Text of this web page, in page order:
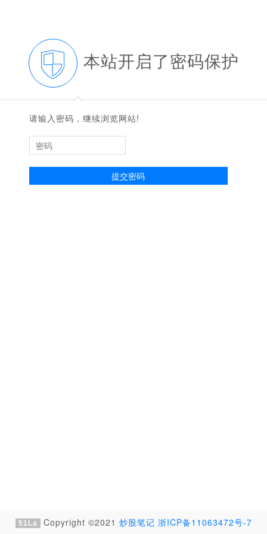
本站开启了密码保护
◆
◆
请输入密码，继续浏览网站!
提交密码
51La Copyright ©2021 炒股笔记 浙ICP备11063472号-7